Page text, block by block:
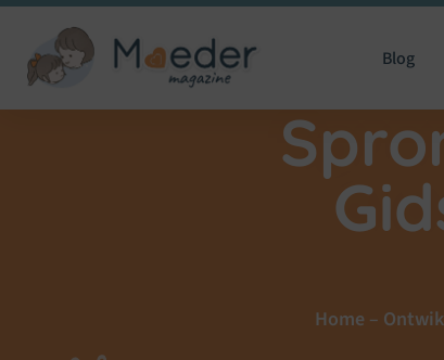
Blog
Home –